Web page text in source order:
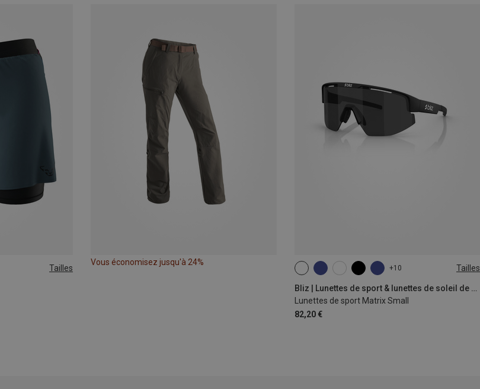
Tailles
Vous économisez jusqu'à 24%
+10 Tailles
Bliz | Lunettes de sport & lunettes de soleil de sport
Lunettes de sport Matrix Small
82,20 €
ONE SIZE